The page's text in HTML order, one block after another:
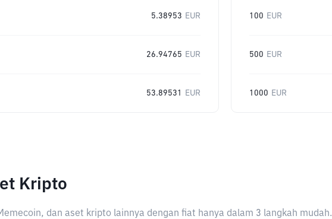
5.38953 EUR
26.94765 EUR
53.89531 EUR
100 EUR
500 EUR
1000 EUR
Kripto
dan aset kripto lainnya dengan fiat hanya dalam 3 langkah mudah.